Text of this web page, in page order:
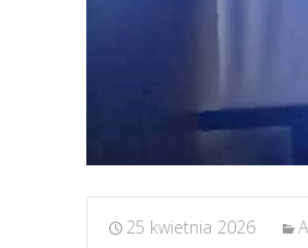
25 kwietnia 2026